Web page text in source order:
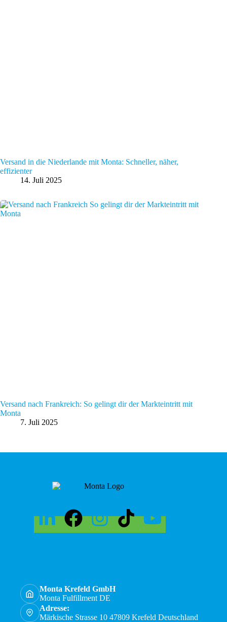
Versand in die Niederlande mit Monta: Schneller, näher,
effizienter
14. Juli 2025
Versand nach Frankreich: So gelingt dir der Markteintritt mit
Monta
7. Juli 2025
Monta Krefeld GmbH
Monta Fulfillment DE
Adresse:
Märkische Strasse 10 47809 Krefeld Deutschland